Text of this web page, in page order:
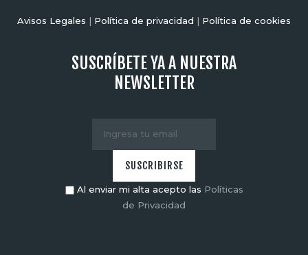
Avisos Legales | Política de privacidad | Política de cookies
SUSCRÍBETE YA A NUESTRA
NEWSLETTER
Al enviar mi alta acepto las Políticas
de Privacidad